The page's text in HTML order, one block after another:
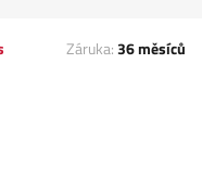
Záruka:36 měsíců